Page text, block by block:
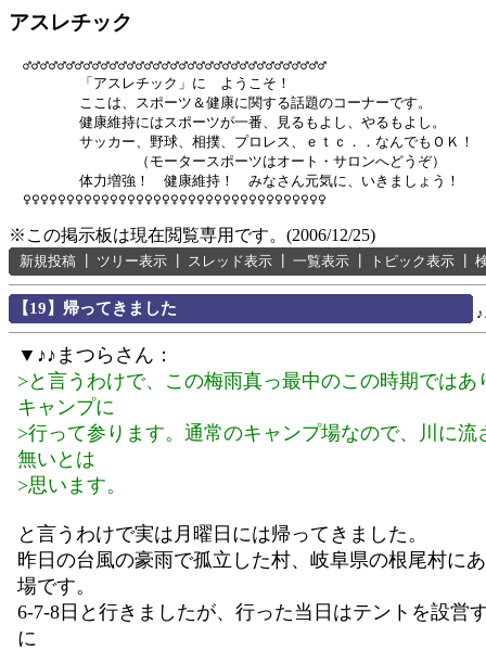
アスレチック
♂♂♂♂♂♂♂♂♂♂♂♂♂♂♂♂♂♂♂♂♂♂♂♂♂♂♂♂♂♂♂♂♂♂♂
「アスレチック」に　ようこそ！
ここは、スポーツ＆健康に関する話題のコーナーです。
健康維持にはスポーツが一番、見るもよし、やるもよし。
サッカー、野球、相撲、プロレス、ｅｔｃ．．なんでもＯＫ！
（モータースポーツはオート・サロンへどうぞ）
体力増強！　健康維持！　みなさん元気に、いきましょう！
※この掲示板は現在閲覧専用です。(2006/12/25)
新規投稿 ツリー表示 スレッド表示 一覧表示 トピック表示
【19】帰ってきました
▼♪♪まつらさん：
>と言うわけで、この梅雨真っ最中のこの時期ではあ
キャンプに
>行って参ります。通常のキャンプ場なので、川に流
無いとは
>思います。
と言うわけで実は月曜日には帰ってきました。
昨日の台風の豪雨で孤立した村、岐阜県の根尾村に
場です。
6-7-8日と行きましたが、行った当日はテントを設営
に